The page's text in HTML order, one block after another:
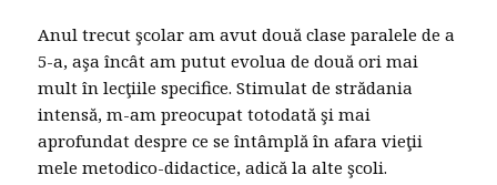
Anul trecut şcolar am avut două clase paralele de a
5-a, aşa încât am putut evolua de două ori mai
mult în lecţiile specifice. Stimulat de strădania
intensă, m-am preocupat totodată şi mai
aprofundat despre ce se întâmplă în afara vieţii
mele metodico-didactice, adică la alte şcoli.